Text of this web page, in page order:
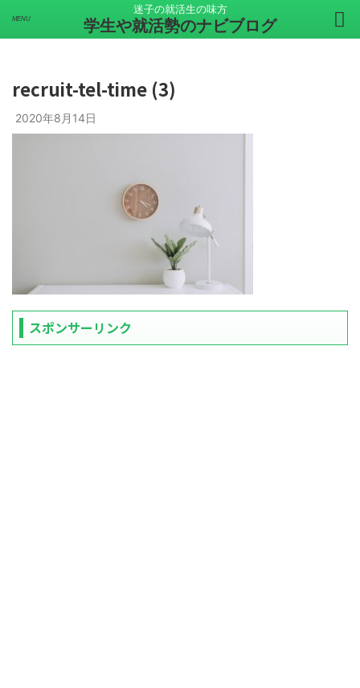
迷子の就活生の味方
学生や就活勢のナビブログ
recruit-tel-time (3)
2020年8月14日
スポンサーリンク